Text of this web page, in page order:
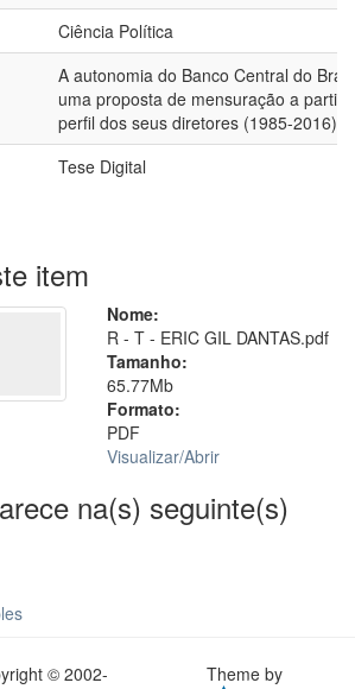
Ciência Política
A autonomia do Banco Central do
uma proposta de mensuração a partir
perfil dos seus diretores (1985-2016)
Tese Digital
item
Nome:
R - T - ERIC GIL DANTAS.pdf
Tamanho:
65.77Mb
Formato:
PDF
Visualizar/Abrir
na(s) seguinte(s)
© 2002-
Theme by